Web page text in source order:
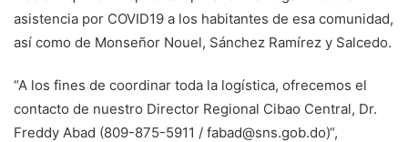
asistencia por COVID19 a los habitantes de esa comunidad,
así como de Monseñor Nouel, Sánchez Ramírez y Salcedo.
“A los fines de coordinar toda la logística, ofrecemos el
contacto de nuestro Director Regional Cibao Central, Dr.
Freddy Abad (809-875-5911 / fabad@sns.gob.do)“,